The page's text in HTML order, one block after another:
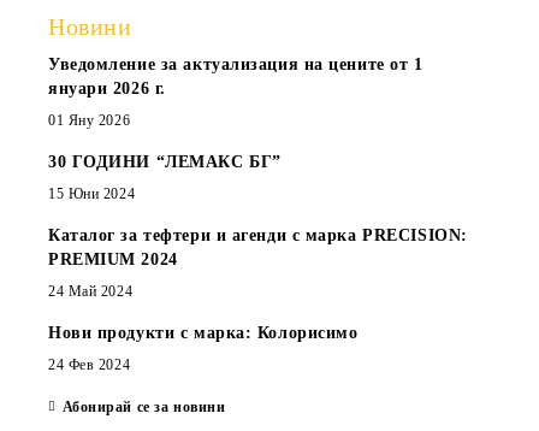
Новини
Уведомление за актуализация на цените от 1
януари 2026 г.
01 Яну 2026
30 ГОДИНИ “ЛЕМАКС БГ”
15 Юни 2024
Каталог за тефтери и агенди с марка PRECISION:
PREMIUM 2024
24 Май 2024
Нови продукти с марка: Колорисимо
24 Фев 2024
Абонирай се за новини